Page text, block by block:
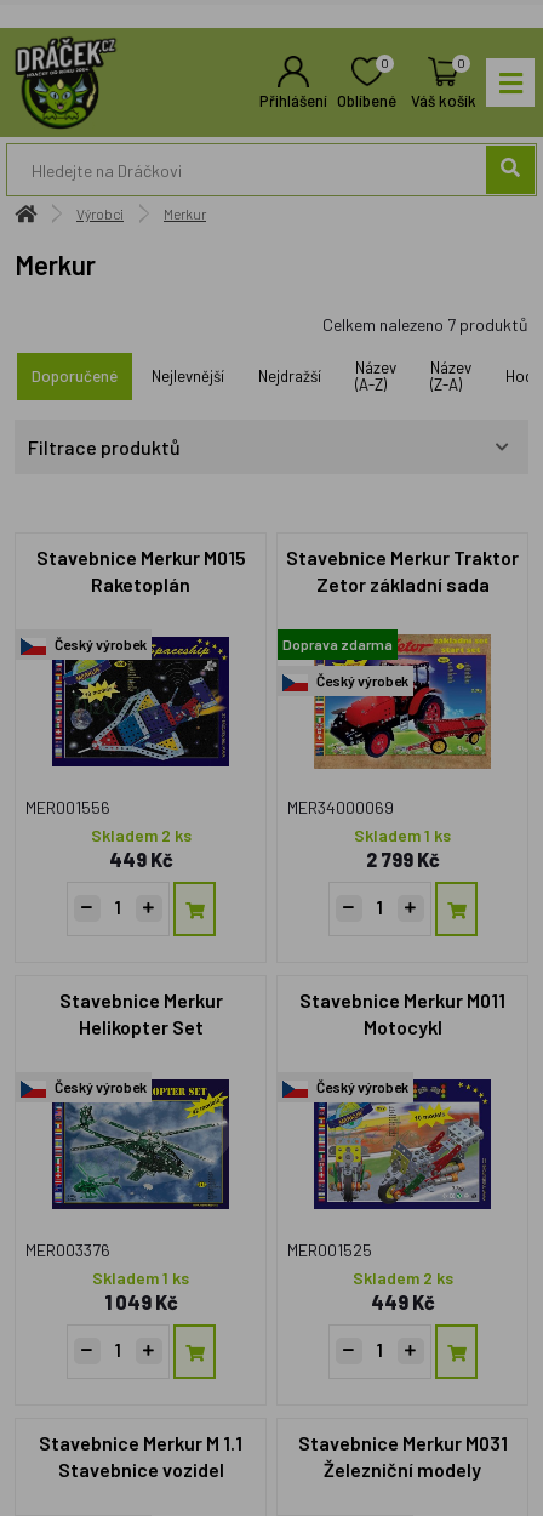
Přihlášení
0
Oblíbené
0
Váš košík
Výrobci Merkur
Merkur
Celkem nalezeno 7 produktů
Doporučené Nejlevnější Nejdražší
Název
(A-Z)
Název
(Z-A)
Filtrace produktů
Stavebnice Merkur M015
Raketoplán
Český výrobek
MER001556
Skladem 2 ks
449 Kč
Stavebnice Merkur Traktor
Zetor základní sada
Doprava zdarma
Český výrobek
MER34000069
Skladem 1 ks
2 799 Kč
Stavebnice Merkur
Helikopter Set
Český výrobek
MER003376
Skladem 1 ks
1 049 Kč
Stavebnice Merkur M011
Motocykl
Český výrobek
MER001525
Skladem 2 ks
449 Kč
Stavebnice Merkur M 1.1
Stavebnice vozidel
Stavebnice Merkur M031
Železniční modely